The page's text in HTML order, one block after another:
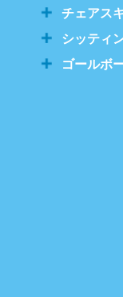
チェアス
シッティ
ゴールボ